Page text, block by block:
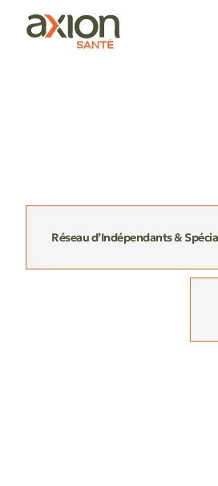
Réseau d’Indépendants &